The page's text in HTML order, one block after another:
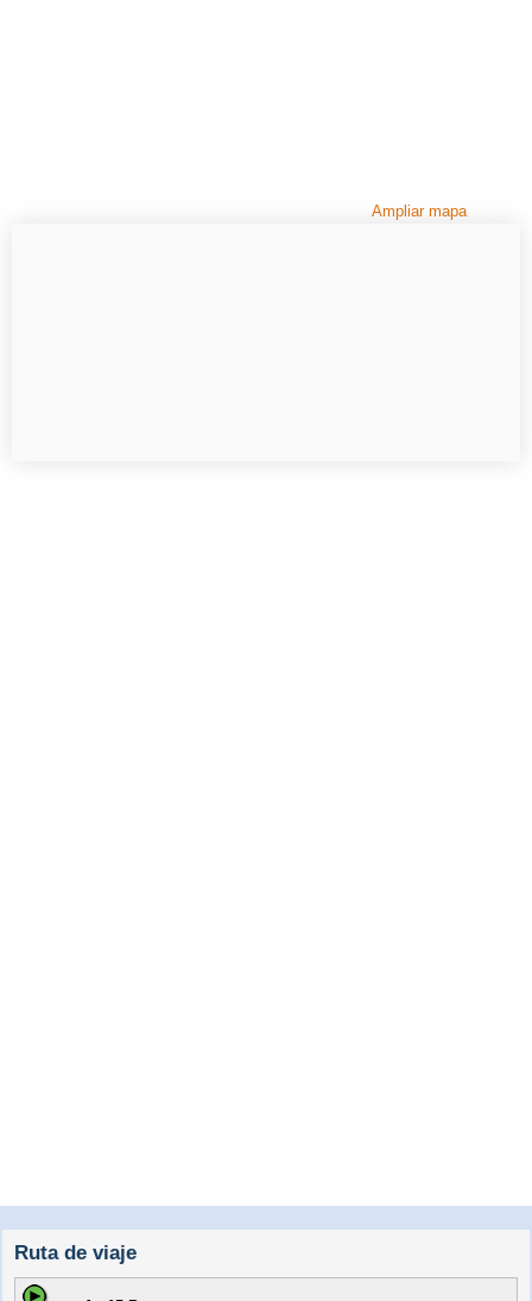
Ampliar mapa
Ruta de viaje